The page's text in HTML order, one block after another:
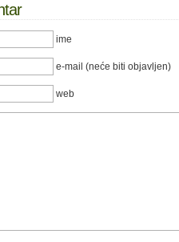
ime
e-mail (neće biti objavljen)
web